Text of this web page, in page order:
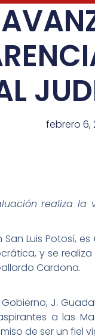
febrero 6,
realiza
Luis Potosí,
y se
Cardona.
J.
a las
de ser un